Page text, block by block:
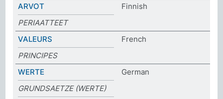
ARVOT
Finnish
PERIAATTEET
VALEURS
French
PRINCIPES
WERTE
German
GRUNDSAETZE (WERTE)